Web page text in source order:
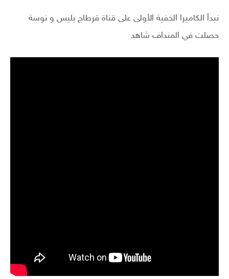
نبدأ الكاميرا الخفية الأولى على قناة قرطاج بليس و نوسة
حصلت في المنداف شاهد